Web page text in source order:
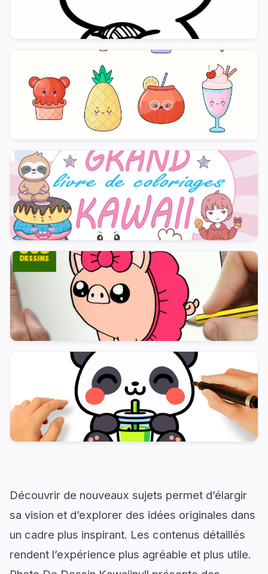
Découvrir de nouveaux sujets permet d’élargir
sa vision et d’explorer des idées originales dans
un cadre plus inspirant. Les contenus détaillés
rendent l’expérience plus agréable et plus utile.